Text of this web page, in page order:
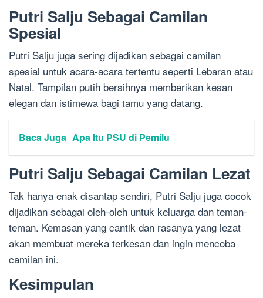
Putri Salju Sebagai Camilan
Spesial
Putri Salju juga sering dijadikan sebagai camilan
spesial untuk acara-acara tertentu seperti Lebaran atau
Natal. Tampilan putih bersihnya memberikan kesan
elegan dan istimewa bagi tamu yang datang.
Baca Juga Apa Itu PSU di Pemilu
Putri Salju Sebagai Camilan Lezat
Tak hanya enak disantap sendiri, Putri Salju juga cocok
dijadikan sebagai oleh-oleh untuk keluarga dan teman-
teman. Kemasan yang cantik dan rasanya yang lezat
akan membuat mereka terkesan dan ingin mencoba
camilan ini.
Kesimpulan